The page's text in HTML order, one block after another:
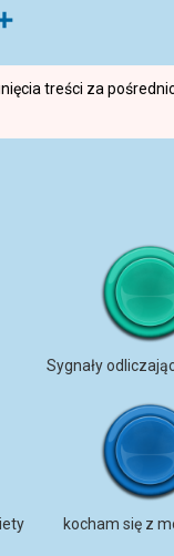
treści za
kocham się z